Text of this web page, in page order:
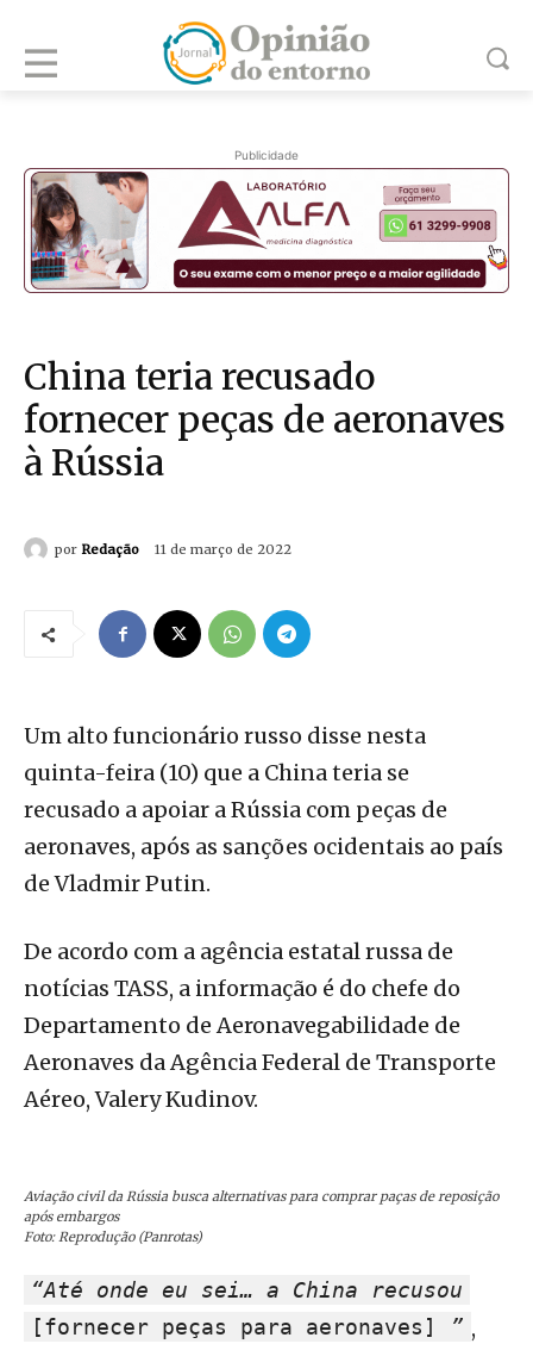
Publicidade
China teria recusado
fornecer peças de aeronaves
à Rússia
por Redação 11 de março de 2022
Um alto funcionário russo disse nesta
quinta-feira (10) que a China teria se
recusado a apoiar a Rússia com peças de
aeronaves, após as sanções ocidentais ao país
de Vladmir Putin.
De acordo com a agência estatal russa de
notícias TASS, a informação é do chefe do
Departamento de Aeronavegabilidade de
Aeronaves da Agência Federal de Transporte
Aéreo, Valery Kudinov.
Aviação civil da Rússia busca alternativas para comprar paças de reposição
após embargos
Foto: Reprodução (Panrotas)
“Até onde eu sei… a China recusou
[fornecer peças para aeronaves]
” ,